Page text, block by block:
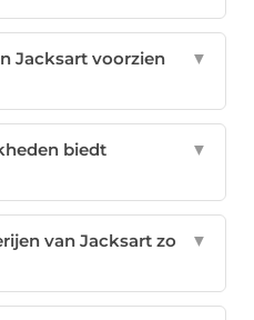
Jacksart voorzien
▼
biedt
▼
van Jacksart zo
▼